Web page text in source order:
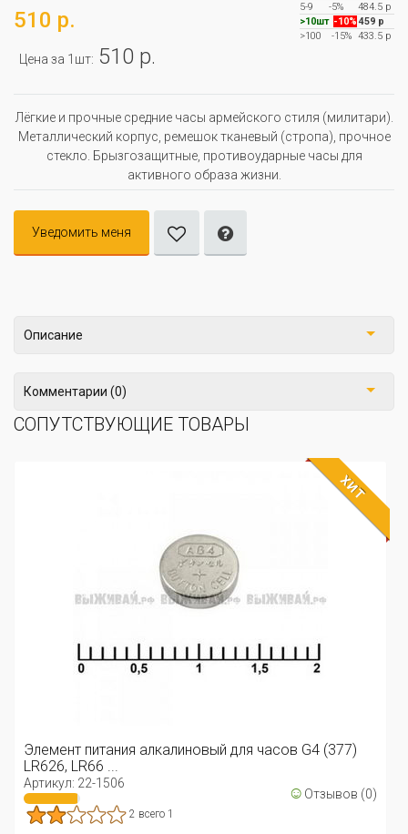
510 р.
Цена за 1шт: 510 р.
5-9
-5%
484.5 р
>10шт -10% 459 р
>100
-15% 433.5 р
Лёгкие и прочные средние часы армейского стиля (милитари).
Металлический корпус, ремешок тканевый (стропа), прочное
стекло. Брызгозащитные, противоударные часы для
активного образа жизни.
Уведомить меня
Описание
Комментарии (0)
СОПУТСТВУЮЩИЕ ТОВАРЫ
ХИТ
Элемент питания алкалиновый для часов G4 (377)
LR626, LR66 ...
Артикул: 22-1506 ☺ Отзывов (0)
2 всего 1